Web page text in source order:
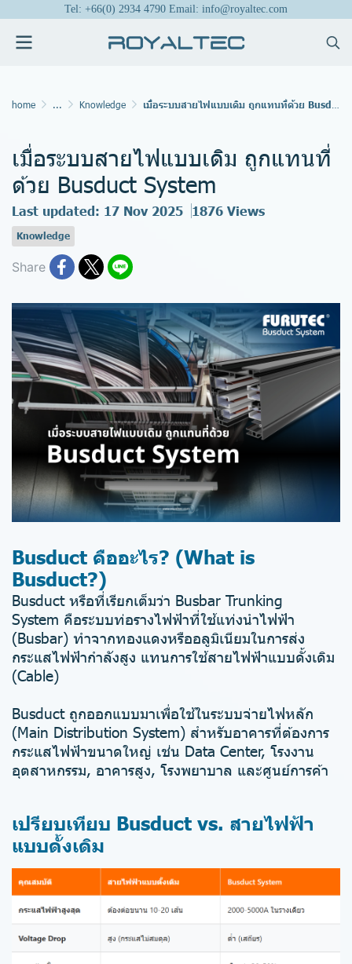
Tel: +66(0) 2934 4790 Email: info@royaltec.com
home ... Knowledge เมื่อระบบสายไฟแบบเดิม ถูกแทนที่ด้วย Busduct System
เมื่อระบบสายไฟแบบเดิม ถูกแทนที่
ด้วย Busduct System
Last updated: 17 Nov 2025 1876 Views
Knowledge
Share
Busduct คืออะไร? (What is
Busduct?)
Busduct หรือที่เรียกเต็มว่า Busbar Trunking
System คือระบบท่อรางไฟฟ้าที่ใช้แท่งนำไฟฟ้า
(Busbar) ทำจากทองแดงหรืออลูมิเนียมในการส่ง
กระแสไฟฟ้ากำลังสูง แทนการใช้สายไฟฟ้าแบบดั้งเดิม
(Cable)
Busduct ถูกออกแบบมาเพื่อใช้ในระบบจ่ายไฟหลัก
(Main Distribution System) สำหรับอาคารที่ต้องการ
กระแสไฟฟ้าขนาดใหญ่ เช่น Data Center, โรงงาน
อุตสาหกรรม, อาคารสูง, โรงพยาบาล และศูนย์การค้า
เปรียบเทียบ Busduct vs. สายไฟฟ้า
แบบดั้งเดิม